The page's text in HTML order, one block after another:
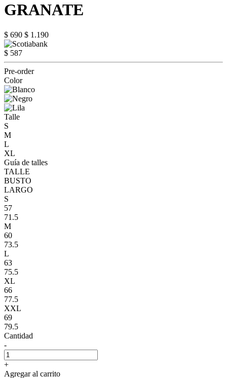
GRANATE
$ 690 $ 1.190
$ 587
Pre-order
Color
Talle
S
M
L
XL
Guía de talles
TALLE
BUSTO
LARGO
S
57
71.5
M
60
73.5
L
63
75.5
XL
66
77.5
XXL
69
79.5
Cantidad
-
+
Agregar al carrito